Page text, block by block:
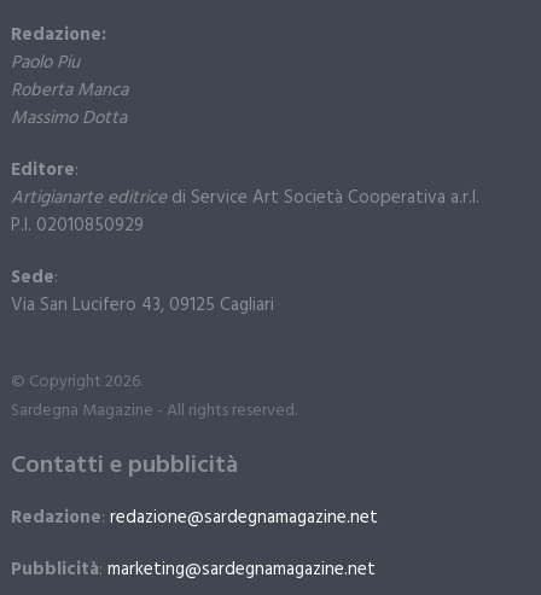
Redazione:
Paolo Piu
Roberta Manca
Massimo Dotta
Editore:
Artigianarte editricedi Service Art Società Cooperativa a.r.l.
P.I. 02010850929
Sede:
Via San Lucifero 43, 09125 Cagliari
© Copyright 2026.
Sardegna Magazine - All rights reserved.
Contatti e pubblicità
Redazione: redazione@sardegnamagazine.net
Pubblicità: marketing@sardegnamagazine.net